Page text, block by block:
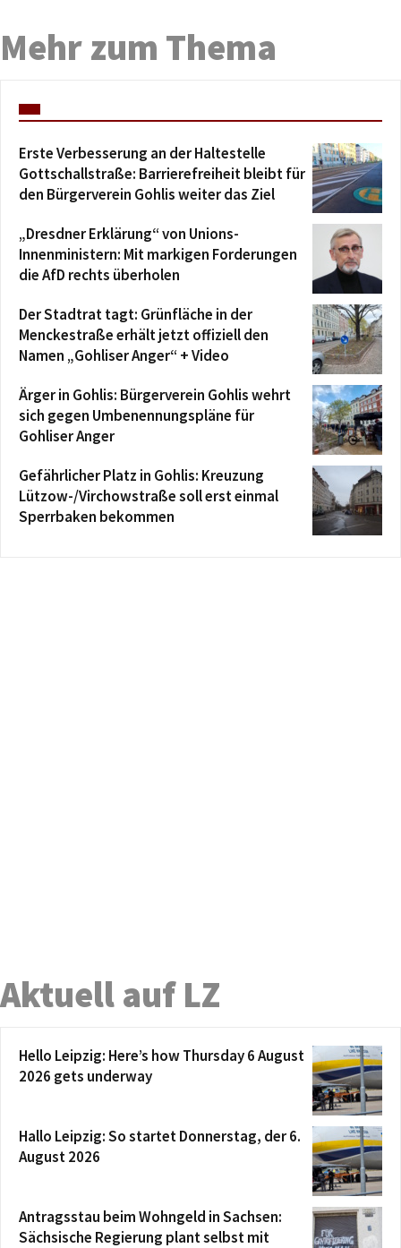
Mehr zum Thema
Erste Verbesserung an der Haltestelle
Gottschallstraße: Barrierefreiheit bleibt für
den Bürgerverein Gohlis weiter das Ziel
„Dresdner Erklärung“ von Unions-
Innenministern: Mit markigen Forderungen
die AfD rechts überholen
Der Stadtrat tagt: Grünfläche in der
Menckestraße erhält jetzt offiziell den
Namen „Gohliser Anger“ + Video
Ärger in Gohlis: Bürgerverein Gohlis wehrt
sich gegen Umbenennungspläne für
Gohliser Anger
Gefährlicher Platz in Gohlis: Kreuzung
Lützow-/Virchowstraße soll erst einmal
Sperrbaken bekommen
Aktuell auf LZ
Hello Leipzig: Here’s how Thursday 6 August
2026 gets underway
Hallo Leipzig: So startet Donnerstag, der 6.
August 2026
Antragsstau beim Wohngeld in Sachsen:
Sächsische Regierung plant selbst mit